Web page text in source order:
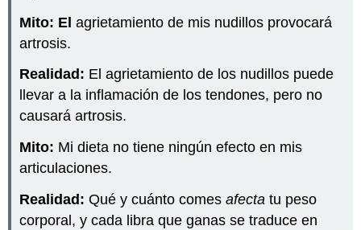
Mito: El agrietamiento de mis nudillos provocará
artrosis.
Realidad: El agrietamiento de los nudillos puede
llevar a la inflamación de los tendones, pero no
causará artrosis.
Mito: Mi dieta no tiene ningún efecto en mis
articulaciones.
Realidad: Qué y cuánto comesafecta tu peso
corporal, y cada libra que ganas se traduce en